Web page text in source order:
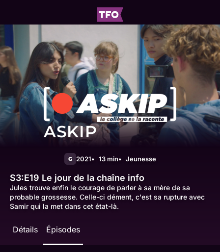
ASKIP
G 2021 13 min Jeunesse
S3:E19 Le jour de la chaîne info
Jules trouve enfin le courage de parler à sa mère de sa
probable grossesse. Celle-ci dément, c'est sa rupture avec
Samir qui la met dans cet état-là.
Détails Épisodes